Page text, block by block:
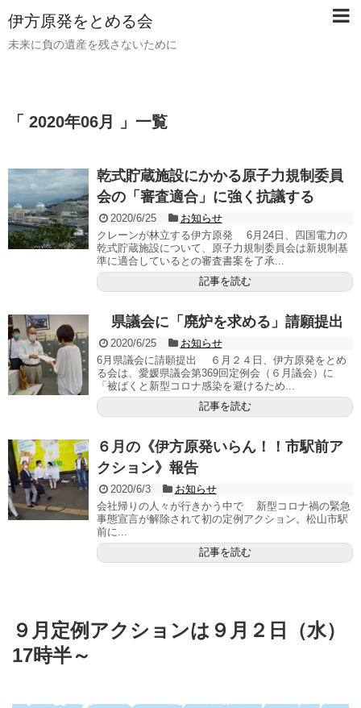
伊方原発をとめる会
未来に負の遺産を残さないために
「 2020年06月 」一覧
乾式貯蔵施設にかかる原子力規制委員
会の「審査適合」に強く抗議する
2020/6/25
お知らせ
クレーンが林立する伊方原発 6月24日、四国電力の
乾式貯蔵施設について、原子力規制委員会は新規制基
準に適合しているとの審査書案を了承...
記事を読む
県議会に「廃炉を求める」請願提出
2020/6/25
お知らせ
6月県議会に請願提出 ６月２４日、伊方原発をとめ
る会は、愛媛県議会第369回定例会（６月議会）に
「被ばくと新型コロナ感染を避けるため...
記事を読む
６月の《伊方原発いらん！！市駅前ア
クション》報告
2020/6/3
お知らせ
会社帰りの人々が行きかう中で 新型コロナ禍の緊急
事態宣言が解除されて初の定例アクション。松山市駅
前に...
記事を読む
９月定例アクションは９月２日（水）
17時半～